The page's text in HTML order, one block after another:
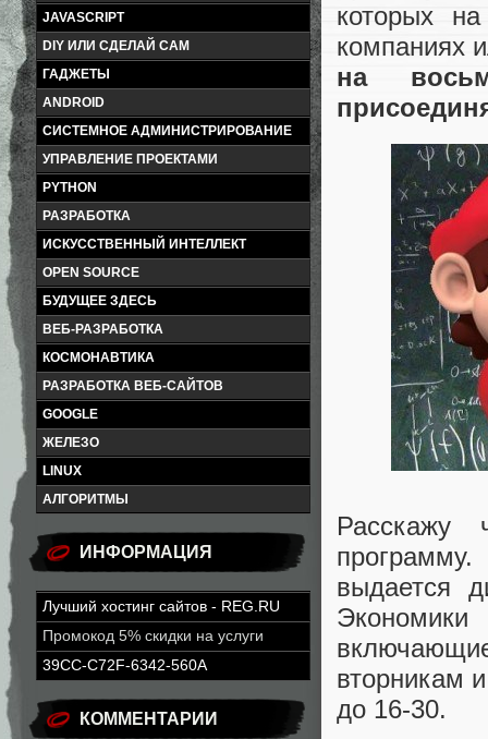
JAVASCRIPT
DIY ИЛИ СДЕЛАЙ САМ
ГАДЖЕТЫ
ANDROID
СИСТЕМНОЕ АДМИНИСТРИРОВАНИЕ
УПРАВЛЕНИЕ ПРОЕКТАМИ
PYTHON
РАЗРАБОТКА
ИСКУССТВЕННЫЙ ИНТЕЛЛЕКТ
OPEN SOURCE
БУДУЩЕЕ ЗДЕСЬ
ВЕБ-РАЗРАБОТКА
КОСМОНАВТИКА
РАЗРАБОТКА ВЕБ-САЙТОВ
GOOGLE
ЖЕЛЕЗО
LINUX
АЛГОРИТМЫ
ИНФОРМАЦИЯ
Лучший хостинг сайтов - REG.RU
Промокод 5% скидки на услуги
39CC-C72F-6342-560A
КОММЕНТАРИИ
которых
компаниях
на
Расскажу
выдается
Экономики
вторникам
до 16-30.